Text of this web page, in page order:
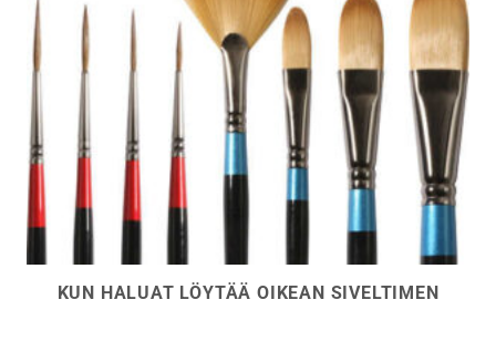
KUN HALUAT LÖYTÄÄ OIKEAN SIVELTIMEN